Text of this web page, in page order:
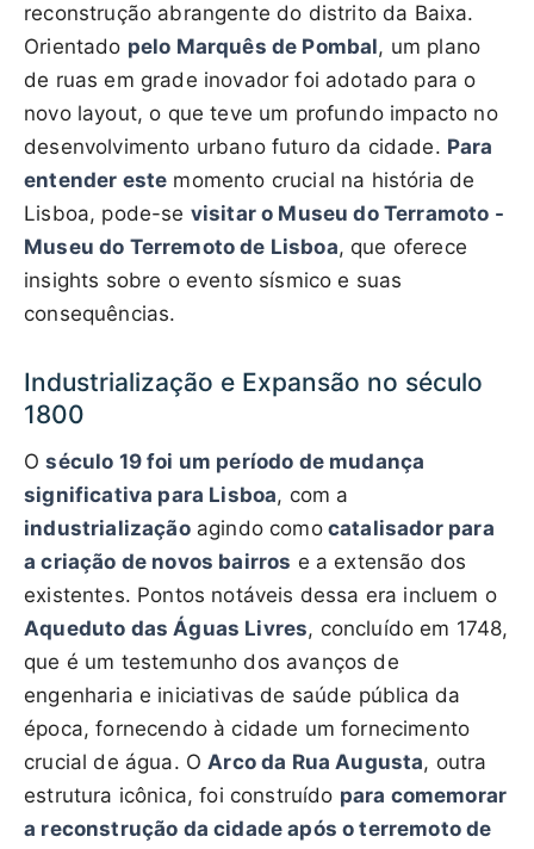
reconstrução abrangente do distrito da Baixa.
Orientado pelo Marquês de Pombal, um plano
de ruas em grade inovador foi adotado para o
novo layout, o que teve um profundo impacto no
desenvolvimento urbano futuro da cidade. Para
entender este momento crucial na história de
Lisboa, pode-se visitar o Museu do Terramoto -
Museu do Terremoto de Lisboa, que oferece
insights sobre o evento sísmico e suas
consequências.
Industrialização e Expansão no século
1800
Oséculo 19 foi um período de mudança
significativa para Lisboa, com a
industrializaçãoagindo comocatalisador para
a criação de novos bairros e a extensão dos
existentes. Pontos notáveis dessa era incluem o
Aqueduto das Águas Livres, concluído em 1748,
que é um testemunho dos avanços de
engenharia e iniciativas de saúde pública da
época, fornecendo à cidade um fornecimento
crucial de água. OArco da Rua Augusta, outra
estrutura icônica, foi construído para comemorar
a reconstrução da cidade após o terremoto de